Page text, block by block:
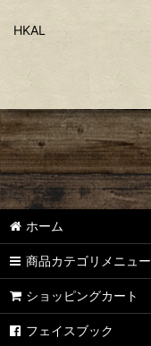
HKAL
ホーム
商品カテゴリメニュー
ショッピングカート
フェイスブック